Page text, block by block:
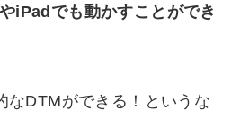
iPadでも動かすことができ
なDTMができる！というな